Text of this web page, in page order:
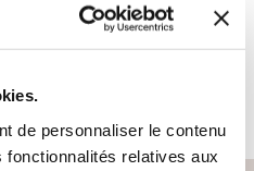
de personnaliser le contenu
relatives aux
à la vente sur notre site